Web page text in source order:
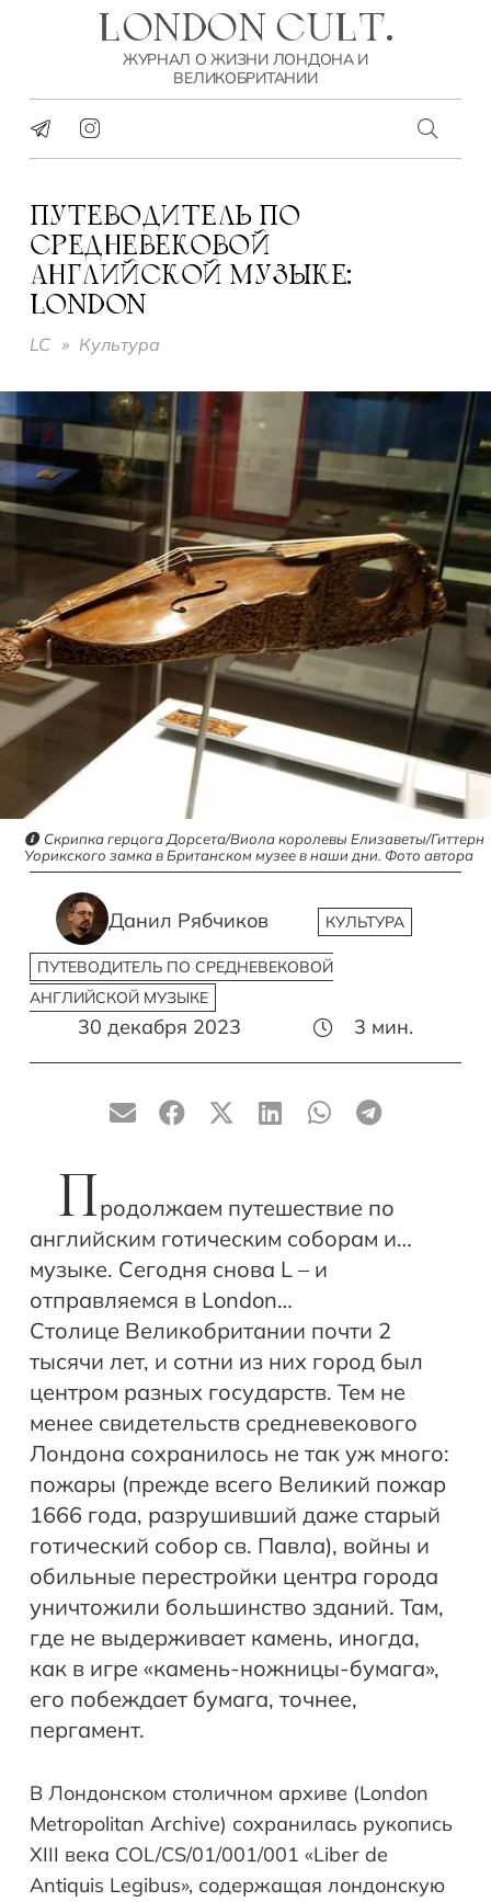
LONDON CULT.
ЖУРНАЛ О ЖИЗНИ ЛОНДОНА И
ВЕЛИКОБРИТАНИИ
ПУТЕВОДИТЕЛЬ ПО
СРЕДНЕВЕКОВОЙ
АНГЛИЙСКОЙ МУЗЫКЕ:
LONDON
LC » Культура
Скрипка герцога Дорсета/Виола королевы Елизаветы/Гиттерн
Уорикского замка в Британском музее в наши дни. Фото автора
Данил Рябчиков КУЛЬТУРА
ПУТЕВОДИТЕЛЬ ПО СРЕДНЕВЕКОВОЙ
АНГЛИЙСКОЙ МУЗЫКЕ
30 декабря 2023 3 мин.
Продолжаем путешествие по
английским готическим соборам и…
музыке. Сегодня снова L – и
отправляемся в London…
Столице Великобритании почти 2
тысячи лет, и сотни из них город был
центром разных государств. Тем не
менее свидетельств средневекового
Лондона сохранилось не так уж много:
пожары (прежде всего Великий пожар
1666 года, разрушивший даже старый
готический собор св. Павла), войны и
обильные перестройки центра города
уничтожили большинство зданий. Там,
где не выдерживает камень, иногда,
как в игре «камень-ножницы-бумага»,
его побеждает бумага, точнее,
пергамент.
В Лондонском столичном архиве (London
Metropolitan Archive) сохранилась рукопись
XIII века COL/CS/01/001/001 «Liber de
Antiquis Legibus», содержащая лондонскую